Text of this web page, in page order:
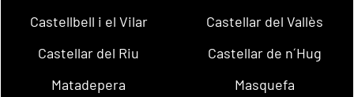
Castellbell i el Vilar
Castellar del Vallès
Castellar del Riu
Castellar de n´Hug
Matadepera
Masquefa